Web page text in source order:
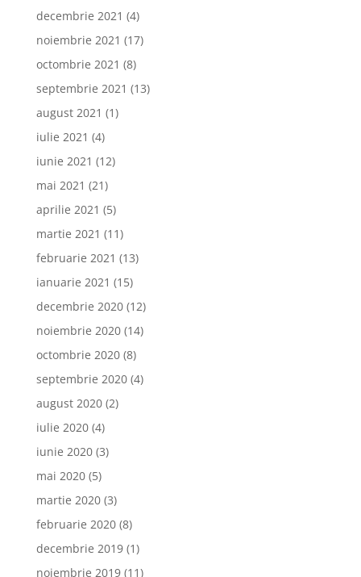
decembrie 2021 (4)
noiembrie 2021 (17)
octombrie 2021 (8)
septembrie 2021 (13)
august 2021 (1)
iulie 2021 (4)
iunie 2021 (12)
mai 2021 (21)
aprilie 2021 (5)
martie 2021 (11)
februarie 2021 (13)
ianuarie 2021 (15)
decembrie 2020(12)
noiembrie 2020(14)
octombrie 2020(8)
septembrie 2020(4)
august 2020(2)
iulie 2020(4)
iunie 2020(3)
mai 2020(5)
martie 2020(3)
februarie 2020(8)
decembrie 2019(1)
noiembrie 2019(11)